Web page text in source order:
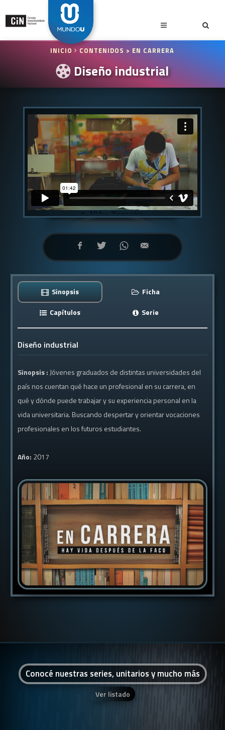
INICIO CONTENIDOS > EN CARRERA
Diseño industrial
Sinopsis
Ficha
Capítulos
Serie
Diseño industrial
Sinopsis : Jóvenes graduados de distintas universidades del
país nos cuentan qué hace un profesional en su carrera, en
qué y dónde puede trabajar y su experiencia personal en la
vida universitaria. Buscando despertar y orientar vocaciones
profesionales en los futuros estudiantes.
Año: 2017
Conocé nuestras series, unitarios y mucho más
Ver listado